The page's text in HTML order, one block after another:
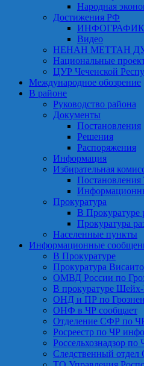
Народная
Достижения РФ
Видео
НЕНАН МЕТТАН
Национальные
ЦУР Чеченской
Международное обозрение
В районе
Руководство района
Документы
Постановления
Решения
Распоряжения
Информация
Избирательная
Прокуратура
В Прокуратуре
Прокуратура
Населенные пункты
Информационные
В Прокуратуре
Прокуратура
ОМВД России по
В прокуратуре
ОНД и ПР по
ОНФ в ЧР сообщает
Отделение СФР по
Росреестр по ЧР
Россельхознадзор
Следственный